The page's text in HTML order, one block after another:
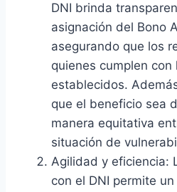
DNI brinda
asignación del Bono
asegurando que los
quienes cumplen con
establecidos.
que el beneficio sea
manera equitativa
situación de
Agilidad y eficiencia:
con el DNI permite